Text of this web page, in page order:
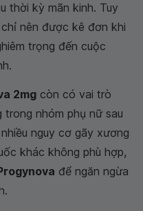
thời kỳ mãn kinh. Tuy
chỉ nên được kê đơn khi
trọng đến cuộc
2mg còn có vai trò
trong nhóm phụ nữ sau
nguy cơ gãy xương
khác không phù hợp,
để ngăn ngừa